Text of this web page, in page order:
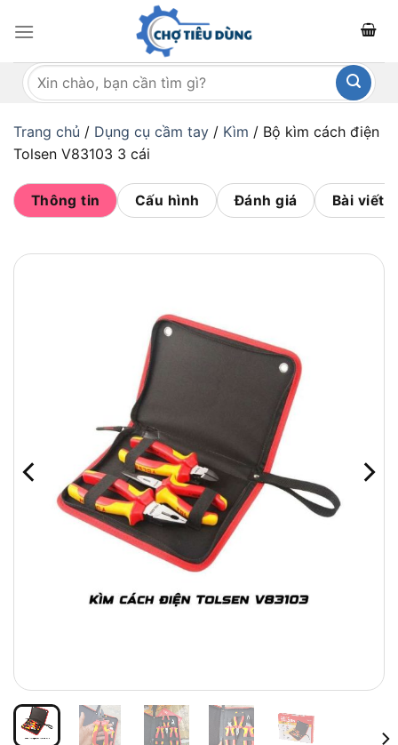
qua
dungTìm
kiếm:
Trang chủ / Dụng cụ cầm tay / Kìm / Bộ kìm cách điện
Tolsen V83103 3 cái
Thông tin Cấu hình Đánh giá Bài viết